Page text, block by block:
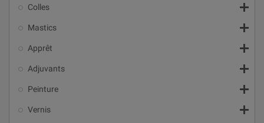
Colles 
Mastics 
Apprêt 
Adjuvants 
Peinture 
Vernis 